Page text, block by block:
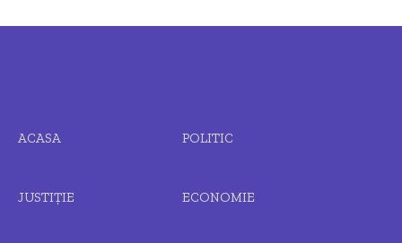
ACASA POLITIC
JUSTIȚIE ECONOMIE